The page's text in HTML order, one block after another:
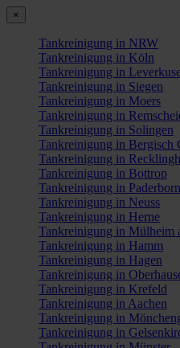
×
Tankreinigung in NRW
Tankreinigung in Köln
Tankreinigung in
Tankreinigung in Siegen
Tankreinigung in Moers
Tankreinigung in
Tankreinigung in Solingen
Tankreinigung in Bergisch
Tankreinigung in
Tankreinigung in Bottrop
Tankreinigung in Paderborn
Tankreinigung in Neuss
Tankreinigung in Herne
Tankreinigung in Mülheim
Tankreinigung in Hamm
Tankreinigung in Hagen
Tankreinigung in
Tankreinigung in Krefeld
Tankreinigung in Aachen
Tankreinigung in
Tankreinigung in